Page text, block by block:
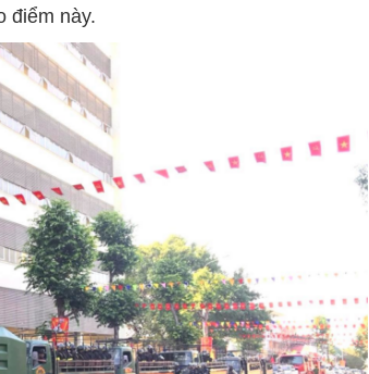
điểm này.